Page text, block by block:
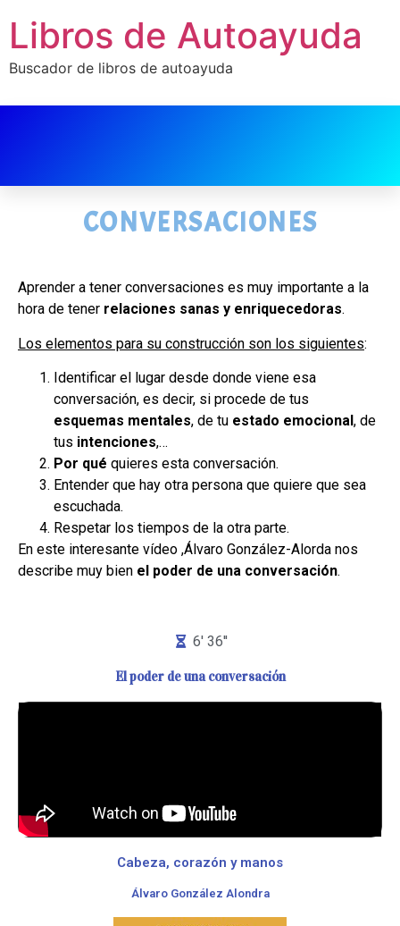
Libros de Autoayuda
Buscador de libros de autoayuda
CONVERSACIONES
Aprender a tener conversaciones es muy importante a la
hora de tener relaciones sanas y enriquecedoras.
Los elementos para su construcción son los siguientes:
Identificar el lugar desde donde viene esa
conversación, es decir, si procede de tus
esquemas mentales, de tu estado emocional , de
tus intenciones,…
Por qué quieres esta conversación.
Entender que hay otra persona que quiere que sea
escuchada.
Respetar los tiempos de la otra parte.
En este interesante vídeo ,Álvaro González-Alorda nos
describe muy bien el poder de una conversación.
6' 36''
El poder de una conversación
Cabeza, corazón y manos
Álvaro González Alondra